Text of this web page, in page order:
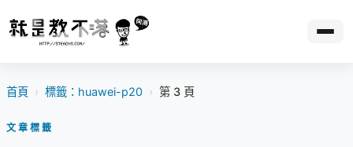
首頁 › 標籤：huawei-p20 › 第 3 頁
文章標籤